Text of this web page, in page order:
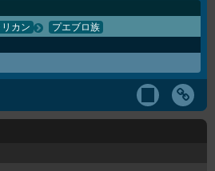
カン プエブロ族